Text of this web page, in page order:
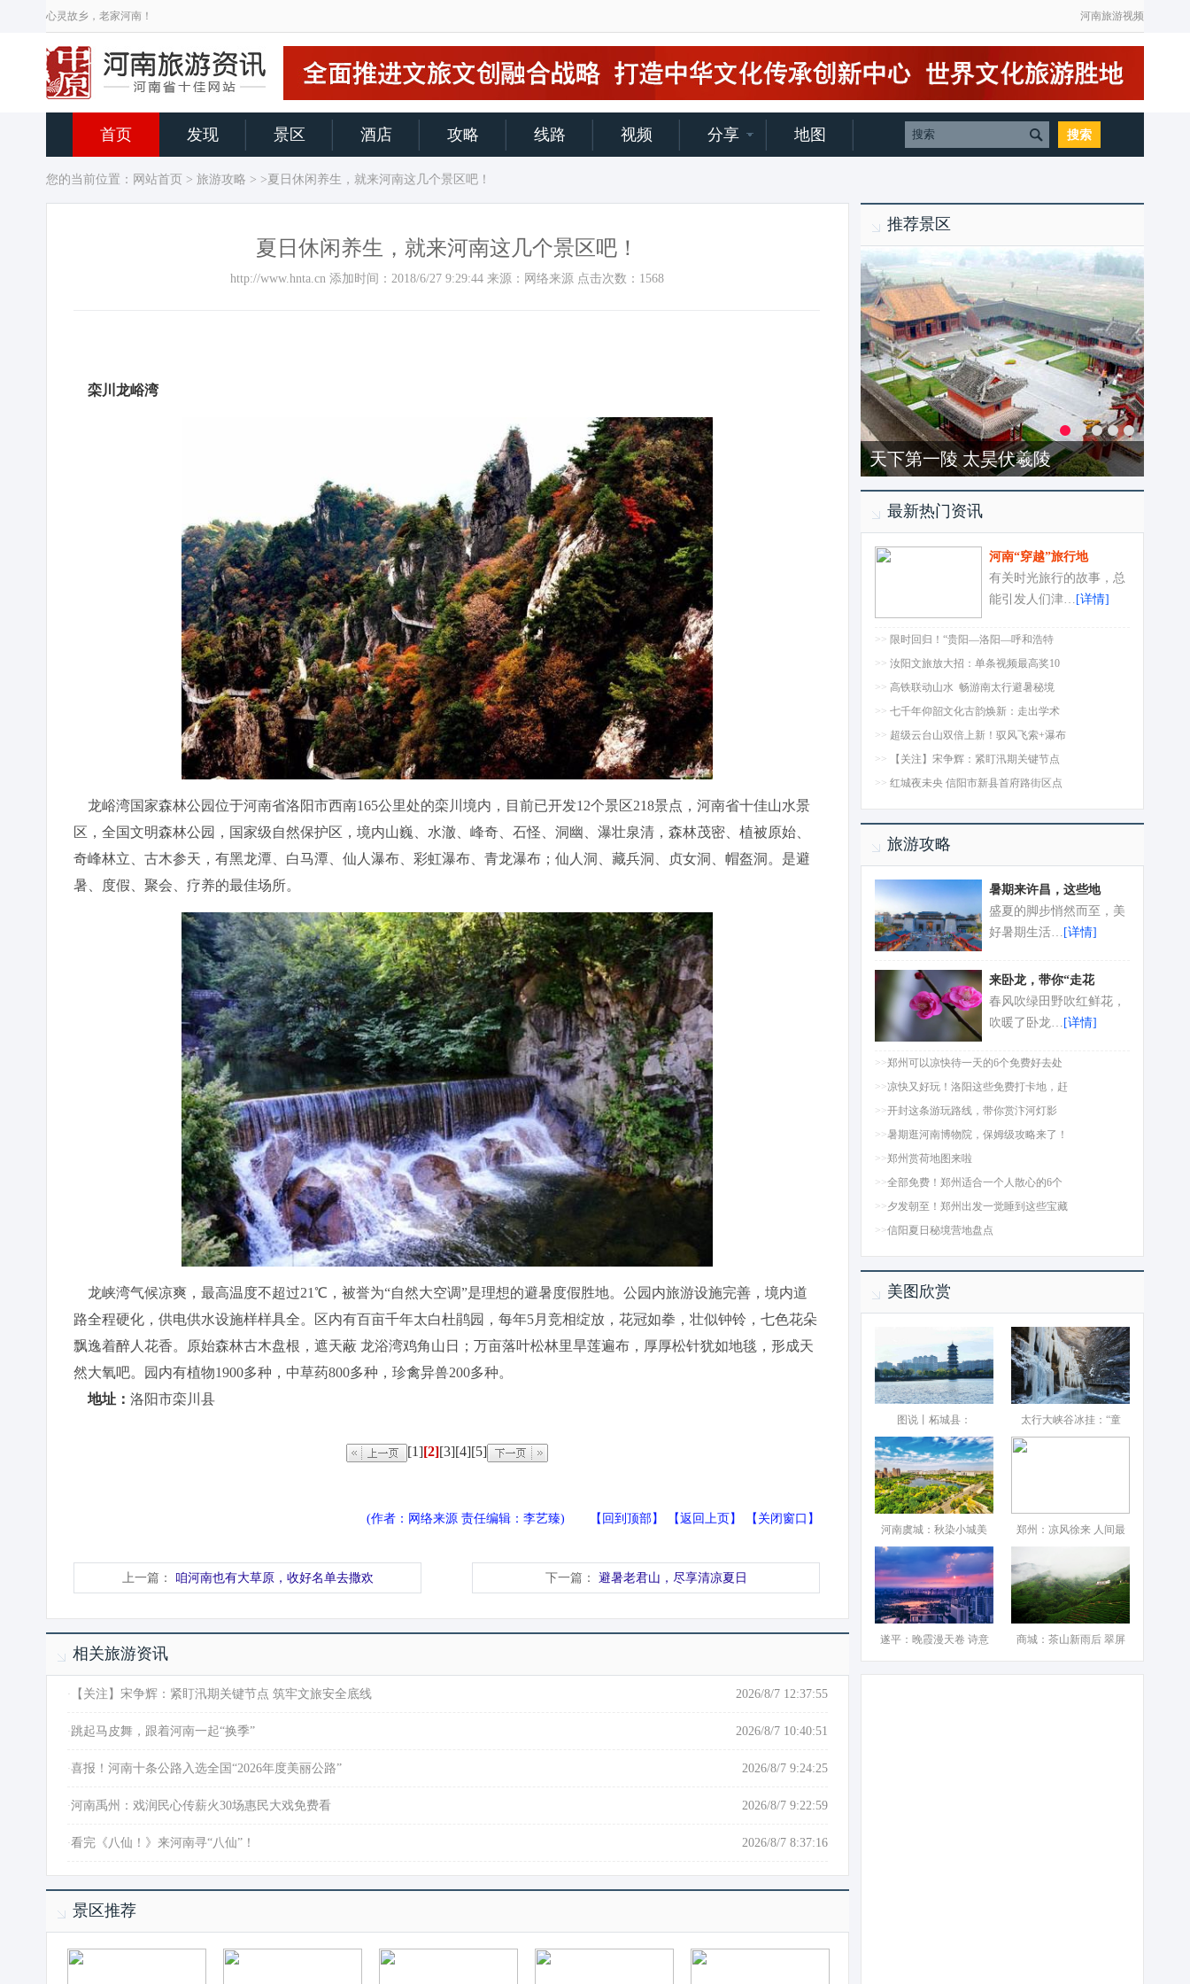
心灵故乡，老家河南！ 河南旅游视频
首页 发现 景区 酒店 攻略 线路 视频 分享 地图
您的当前位置： 网站首页 > 旅游攻略 > >夏日休闲养生，就来河南这几个景区吧！
夏日休闲养生，就来河南这几个景区吧！
http://www.hnta.cn 添加时间：2018/6/27 9:29:44 来源：网络来源 点击次数： 1568
栾川龙峪湾
龙峪湾国家森林公园位于河南省洛阳市西南165公里处的栾川境内，目前已开发12个景区218景点，河南省十佳山水景
区，全国文明森林公园，国家级自然保护区，境内山巍、水澈、峰奇、石怪、洞幽、瀑壮泉清，森林茂密、植被原始、
奇峰林立、古木参天，有黑龙潭、白马潭、仙人瀑布、彩虹瀑布、青龙瀑布；仙人洞、藏兵洞、贞女洞、帽盔洞。是避
暑、度假、聚会、疗养的最佳场所。
龙峡湾气候凉爽，最高温度不超过21℃，被誉为“自然大空调”是理想的避暑度假胜地。公园内旅游设施完善，境内道
路全程硬化，供电供水设施样样具全。区内有百亩千年太白杜鹃园，每年5月竞相绽放，花冠如拳，壮似钟铃，七色花朵
飘逸着醉人花香。原始森林古木盘根，遮天蔽 龙浴湾鸡角山日；万亩落叶松林里旱莲遍布，厚厚松针犹如地毯，形成天
然大氧吧。园内有植物1900多种，中草药800多种，珍禽异兽200多种。
地址： 洛阳市栾川县
[1][2][3][4][5]
(作者：网络来源 责任编辑：李艺臻) 【 回到顶部】 【返回上页 】 【 关闭窗口 】
上一篇： 咱河南也有大草原，收好名单去撒欢 下一篇： 避暑老君山，尽享清凉夏日
相关旅游资讯
2026/8/7 12:37:55
· 【关注】宋争辉：紧盯汛期关键节点 筑牢文旅安全底线
2026/8/7 10:40:51
·跳起马皮舞，跟着河南一起“换季”
2026/8/7 9:24:25
·喜报！河南十条公路入选全国“2026年度美丽公路”
2026/8/7 9:22:59
·河南禹州：戏润民心传薪火30场惠民大戏免费看
2026/8/7 8:37:16
·看完《八仙！》来河南寻“八仙”！
景区推荐
推荐景区
天下第一陵 太昊伏羲陵
最新热门资讯
河南“穿越”旅行地
有关时光旅行的故事，总
能引发人们津… [详情]
>> 限时回归！“贵阳—洛阳—呼和浩特
>> 汝阳文旅放大招：单条视频最高奖10
>> 高铁联动山水 畅游南太行避暑秘境
>> 七千年仰韶文化古韵焕新：走出学术
>> 超级云台山双倍上新！驭风飞索+瀑布
>>
【关注】宋争辉：紧盯汛期关键节点
>> 红城夜未央 信阳市新县首府路街区点
旅游攻略
暑期来许昌，这些地
盛夏的脚步悄然而至，美
好暑期生活… [详情]
来卧龙，带你“走花
春风吹绿田野吹红鲜花，
吹暖了卧龙… [详情]
>>郑州可以凉快待一天的6个免费好去处
>>凉快又好玩！洛阳这些免费打卡地，赶
>>开封这条游玩路线，带你赏汴河灯影
>>暑期逛河南博物院，保姆级攻略来了！
>>郑州赏荷地图来啦
>>全部免费！郑州适合一个人散心的6个
>>夕发朝至！郑州出发一觉睡到这些宝藏
>>信阳夏日秘境营地盘点
美图欣赏
图说丨柘城县：‌ 太行大峡谷冰挂：“童
河南虞城：秋染小城美 郑州：凉风徐来 人间最
遂平：晚霞漫天卷 诗意 商城：茶山新雨后 翠屏